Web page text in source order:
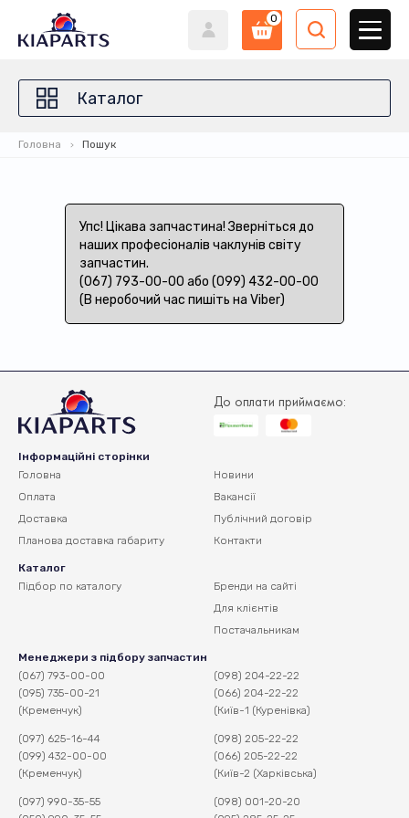
0
Каталог
Головна Пошук
Упс! Цікава запчастина! Зверніться до
наших професіоналів чаклунів світу
запчастин.
(067) 793-00-00 або (099) 432-00-00
(В неробочий час пишіть на Viber)
До оплати приймаємо:
Інформаційні сторінки
Головна
Оплата
Доставка
Планова доставка габариту
Новини
Вакансії
Публічний договір
Контакти
Каталог
Підбор по каталогу
Бренди на сайті
Для клієнтів
Постачальникам
Менеджери з підбору запчастин
(067) 793-00-00
(095) 735-00-21
(Кременчук)
(097) 625-16-44
(099) 432-00-00
(Кременчук)
(097) 990-35-55
(098) 204-22-22
(066) 204-22-22
(Київ-1 (Куренівка)
(098) 205-22-22
(066) 205-22-22
(Київ-2 (Харківська)
(098) 001-20-20